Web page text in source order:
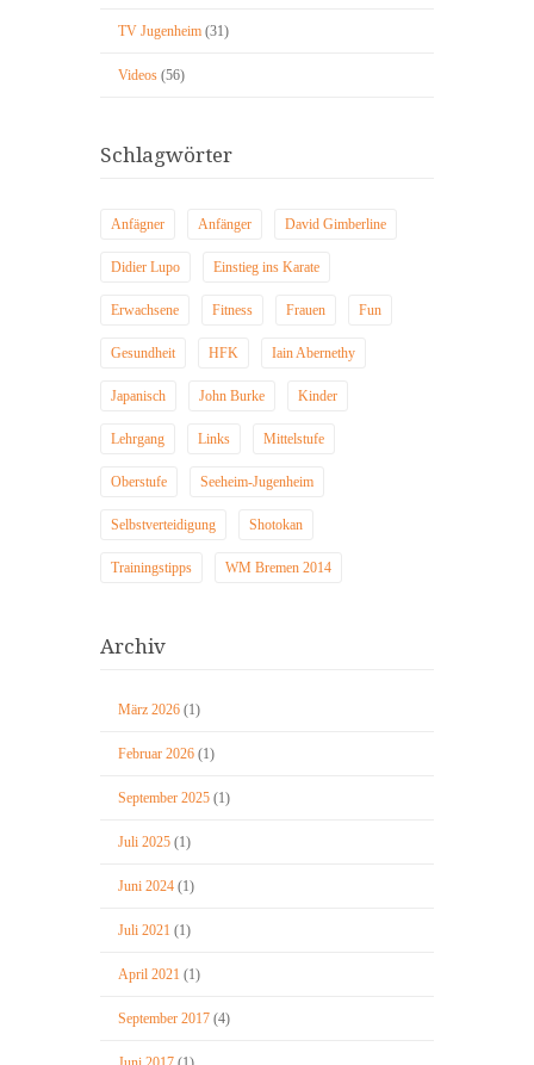
TV Jugenheim (31)
Videos (56)
Schlagwörter
Anfägner Anfänger David Gimberline
Didier Lupo Einstieg ins Karate
Erwachsene Fitness Frauen Fun
Gesundheit HFK Iain Abernethy
Japanisch John Burke Kinder
Lehrgang Links Mittelstufe
Oberstufe Seeheim-Jugenheim
Selbstverteidigung Shotokan
Trainingstipps WM Bremen 2014
Archiv
März 2026 (1)
Februar 2026 (1)
September 2025 (1)
Juli 2025 (1)
Juni 2024 (1)
Juli 2021 (1)
April 2021 (1)
September 2017 (4)